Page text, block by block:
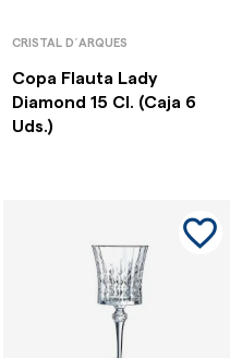
CRISTAL D´ARQUES
Copa Flauta Lady
Diamond 15 Cl. (Caja 6
Uds.)
favorite_border
favorite_border